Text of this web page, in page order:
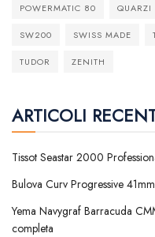
POWERMATIC 80 QUARZI
SW200 SWISS MADE
TUDOR ZENITH
ARTICOLI
Tissot Seastar 2000
Bulova Curv Progressive
Yema Navygraf Barracuda
completa